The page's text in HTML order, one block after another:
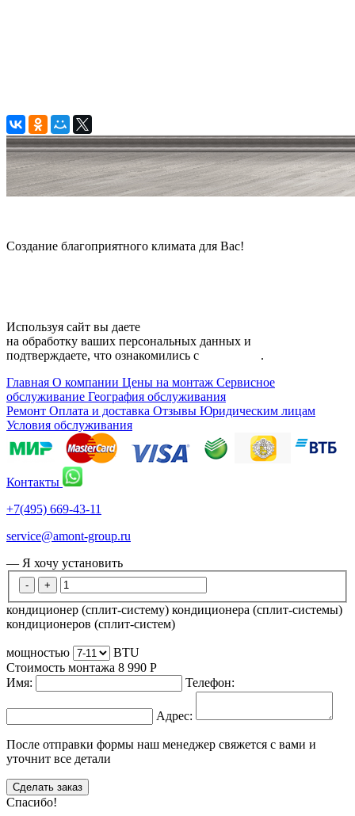
Создание благоприятного климата для Вас!
Используя сайт вы даете
на обработку ваших персональных данных и
подтверждаете, что ознакомились с
.
Главная О компании Цены на монтаж Сервисное
обслуживание География обслуживания
Ремонт Оплата и доставка Отзывы Юридическим лицам
Условия обслуживания
Контакты
+7(495) 669-43-11
service@amont-group.ru
— Я хочу установить
- +
кондиционер (сплит-систему) кондиционера (сплит-системы)
кондиционеров (сплит-систем)
мощностью
BTU
Стоимость монтажа 8 990 Р
Имя:
Телефон:
Адрес:
После отправки формы наш менеджер свяжется с вами и
уточнит все детали
Сделать заказ
Спасибо!